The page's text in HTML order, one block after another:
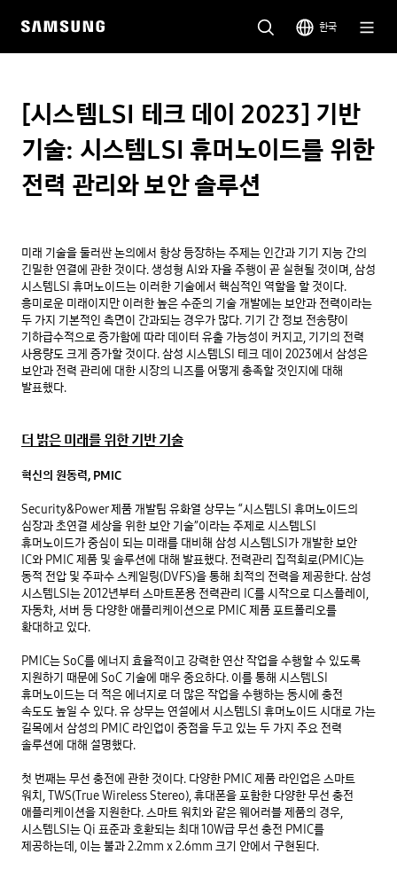
한국
[시스템LSI 테크 데이 2023] 기반
기술: 시스템LSI 휴머노이드를 위한
전력 관리와 보안 솔루션
미래 기술을 둘러싼 논의에서 항상 등장하는 주제는 인간과 기기 지능 간의
긴밀한 연결에 관한 것이다. 생성형 AI와 자율 주행이 곧 실현될 것이며, 삼성
시스템LSI 휴머노이드는 이러한 기술에서 핵심적인 역할을 할 것이다.
흥미로운 미래이지만 이러한 높은 수준의 기술 개발에는 보안과 전력이라는
두 가지 기본적인 측면이 간과되는 경우가 많다. 기기 간 정보 전송량이
기하급수적으로 증가함에 따라 데이터 유출 가능성이 커지고, 기기의 전력
사용량도 크게 증가할 것이다. 삼성 시스템LSI 테크 데이 2023에서 삼성은
보안과 전력 관리에 대한 시장의 니즈를 어떻게 충족할 것인지에 대해
발표했다.
더 밝은 미래를 위한 기반 기술
혁신의 원동력, PMIC
Security&Power 제품 개발팀 유화열 상무는 “시스템LSI 휴머노이드의
심장과 초연결 세상을 위한 보안 기술”이라는 주제로 시스템LSI
휴머노이드가 중심이 되는 미래를 대비해 삼성 시스템LSI가 개발한 보안
IC와 PMIC 제품 및 솔루션에 대해 발표했다. 전력관리 집적회로(PMIC)는
동적 전압 및 주파수 스케일링(DVFS)을 통해 최적의 전력을 제공한다. 삼성
시스템LSI는 2012년부터 스마트폰용 전력관리 IC를 시작으로 디스플레이,
자동차, 서버 등 다양한 애플리케이션으로 PMIC 제품 포트폴리오를
확대하고 있다.
PMIC는 SoC를 에너지 효율적이고 강력한 연산 작업을 수행할 수 있도록
지원하기 때문에 SoC 기술에 매우 중요하다. 이를 통해 시스템LSI
휴머노이드는 더 적은 에너지로 더 많은 작업을 수행하는 동시에 충전
속도도 높일 수 있다. 유 상무는 연설에서 시스템LSI 휴머노이드 시대로 가는
길목에서 삼성의 PMIC 라인업이 중점을 두고 있는 두 가지 주요 전력
솔루션에 대해 설명했다.
첫 번째는 무선 충전에 관한 것이다. 다양한 PMIC 제품 라인업은 스마트
워치, TWS(True Wireless Stereo), 휴대폰을 포함한 다양한 무선 충전
애플리케이션을 지원한다. 스마트 워치와 같은 웨어러블 제품의 경우,
시스템LSI는 Qi 표준과 호환되는 최대 10W급 무선 충전 PMIC를
제공하는데, 이는 불과 2.2mm x 2.6mm 크기 안에서 구현된다.